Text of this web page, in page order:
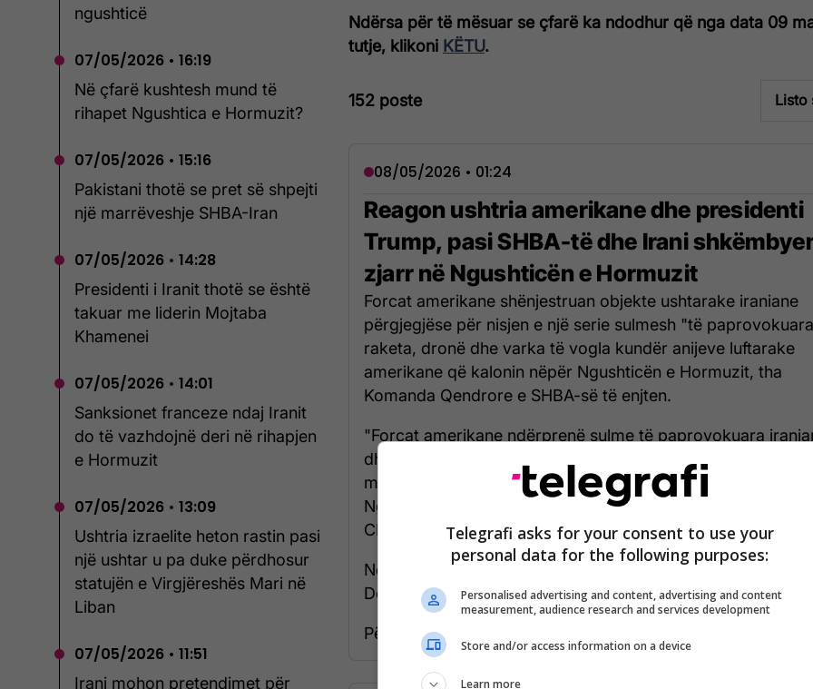
ngushticë
07/05/2026 • 16:19
Në çfarë kushtesh mund të
rihapet Ngushtica e Hormuzit?
07/05/2026 • 15:16
Pakistani thotë se pret së shpejti
një marrëveshje SHBA-Iran
07/05/2026 • 14:28
Presidenti i Iranit thotë se është
takuar me liderin Mojtaba
Khamenei
07/05/2026 • 14:01
Sanksionet franceze ndaj Iranit
do të vazhdojnë deri në rihapjen
e Hormuzit
07/05/2026 • 13:09
Ushtria izraelite heton rastin pasi
një ushtar u pa duke përdhosur
statujën e Virgjëreshës Mari në
Liban
07/05/2026 • 11:51
Irani mohon pretendimet për
Ndërsa për të mësuar se çfarë ka ndodhur që nga data 09
tutje, klikoni KËTU.
152 poste Listo
08/05/2026 • 01:24
Reagon ushtria amerikane dhe presidenti
Trump, pasi SHBA-të dhe Irani
zjarr në Ngushticën e Hormuzit
Forcat amerikane shënjestruan objekte ushtarake iraniane
përgjegjëse për nisjen e një serie sulmesh "të
raketa, dronë dhe varka të vogla kundër anijeve luftarake
amerikane që kalonin nëpër Ngushticën e Hormuzit, tha
Komanda Qendrore e SHBA-së të enjten.
"Forcat amerikane ndërprenë sulme të paprovokuara
dhe u përgjigjën me sulme vetëmbrojtëse ndërsa
me raketa të drejtuara të Marinës Amerikane kaluan nëpër
Ngushticën e Hormuzit në Gjirin e Omanit, më 7 maj", tha
CENTCOM në një njoftim për shtyp, përcjell Telegrafi.
Ndërkohë ka ardhur edhe një reagim nga presidenti
Donald Trump.
Për të lexuar lajmin e plotë, klikoni
Telegrafi asks for your consent to use your
personal data for the following purposes:
Personalised advertising and content, advertising and content
measurement, audience research and services development
Store and/or access information on a device
Learn more